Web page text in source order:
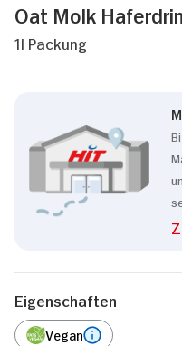
Oat Molk
1l Packung
Eigenschaften
Vegan